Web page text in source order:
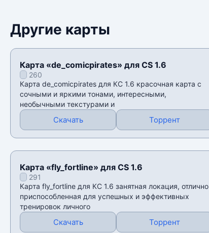
Другие карты
Карта «de_comicpirates» для CS 1.6
260
Карта de_comicpirates для КС 1.6 красочная карта с
сочными и яркими тонами, интересными,
необычными текстурами и
Скачать Торрент
Карта «fly_fortline» для CS 1.6
291
Карта fly_fortline для КС 1.6 занятная локация, отлично
приспособленная для успешных и эффективных
тренировок личного
Скачать Торрент